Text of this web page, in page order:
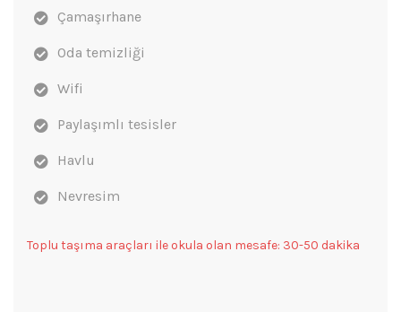
Çamaşırhane
Oda temizliği
Wifi
Paylaşımlı tesisler
Havlu
Nevresim
Toplu taşıma araçları ile okula olan mesafe: 30-50 dakika